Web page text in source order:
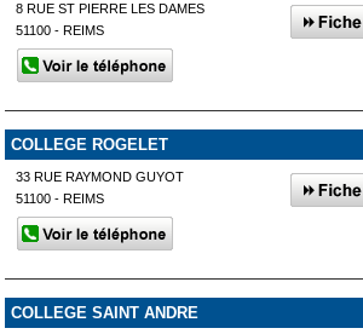
8 RUE ST PIERRE LES DAMES
51100 - REIMS
COLLEGE ROGELET
33 RUE RAYMOND GUYOT
51100 - REIMS
COLLEGE SAINT ANDRE